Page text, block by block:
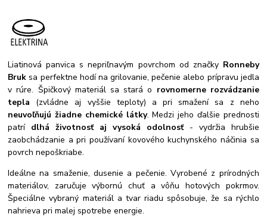
Liatinová panvica s nepriľnavým povrchom od značky Ronneby
Bruksa perfektne hodí na grilovanie, pečenie alebo prípravu jedla
v rúre. Špičkový materiál sa stará o rovnomerne rozvádzanie
tepla (zvládne aj vyššie teploty) a pri smažení sa z neho
neuvoľňujú žiadne chemické látky. Medzi jeho ďalšie prednosti
patrí dlhá životnosť aj vysoká odolnosť- vydržia hrubšie
zaobchádzanie a pri používaní kovového kuchynského náčinia sa
povrch nepoškriabe.
Ideálne na smaženie, dusenie a pečenie. Vyrobené z prírodných
materiálov, zaručuje výbornú chuť a vôňu hotových pokrmov.
Špeciálne vybraný materiál a tvar riadu spôsobuje, že sa rýchlo
nahrieva pri malej spotrebe energie.